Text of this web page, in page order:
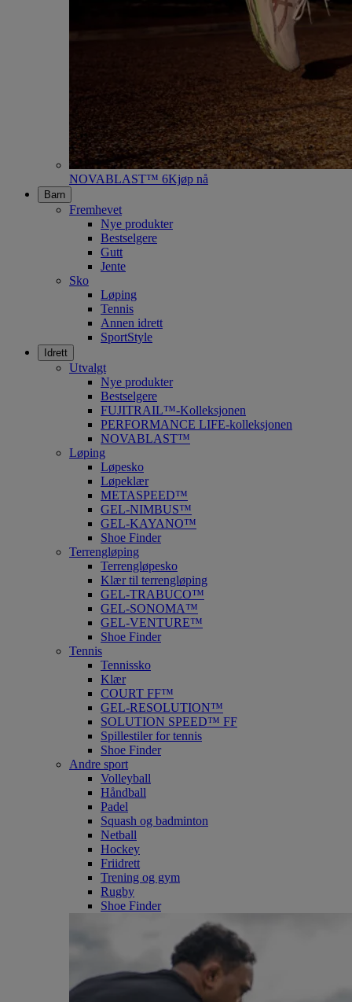
NOVABLAST™ 6Kjøp nå
Barn
Fremhevet
Nye produkter
Bestselgere
Gutt
Jente
Sko
Løping
Tennis
Annen idrett
SportStyle
Idrett
Utvalgt
Nye produkter
Bestselgere
FUJITRAIL™-Kolleksjonen
PERFORMANCE LIFE-kolleksjonen
NOVABLAST™
Løping
Løpesko
Løpeklær
METASPEED™
GEL-NIMBUS™
GEL-KAYANO™
Shoe Finder
Terrengløping
Terrengløpesko
Klær til terrengløping
GEL-TRABUCO™
GEL-SONOMA™
GEL-VENTURE™
Shoe Finder
Tennis
Tennissko
Klær
COURT FF™
GEL-RESOLUTION™
SOLUTION SPEED™ FF
Spillestiler for tennis
Shoe Finder
Andre sport
Volleyball
Håndball
Padel
Squash og badminton
Netball
Hockey
Friidrett
Trening og gym
Rugby
Shoe Finder